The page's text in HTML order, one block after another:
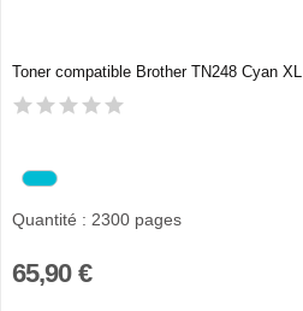
Toner compatible Brother TN248 Cyan XL
Quantité : 2300 pages
65,90 €